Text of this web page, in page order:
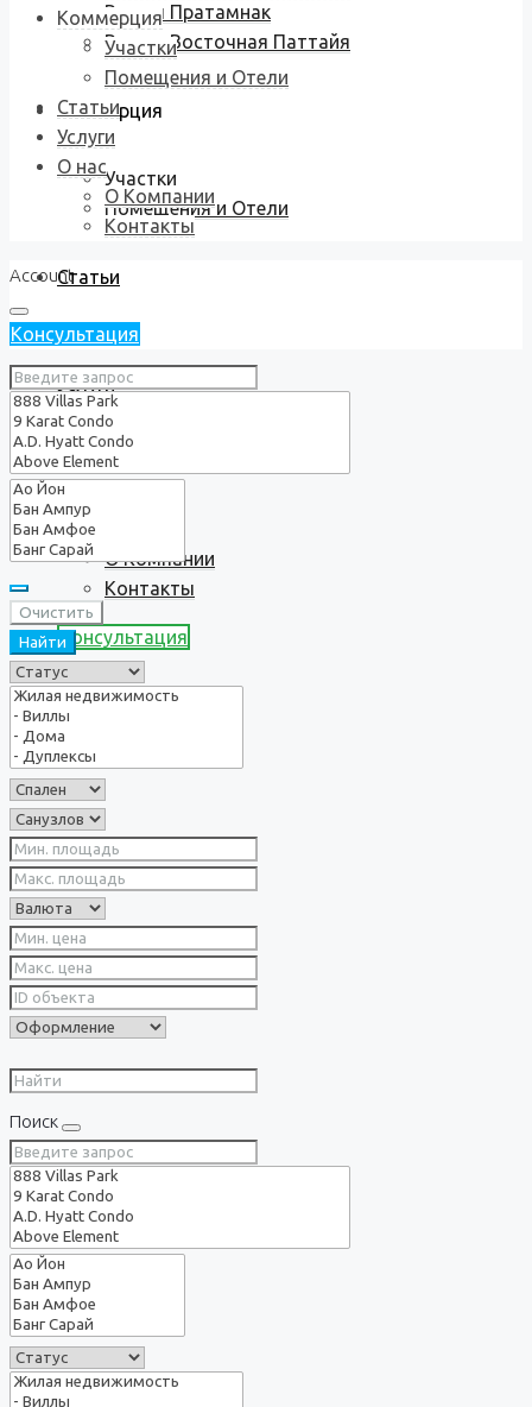
Виллы Пратамнак
Виллы Восточная Паттайя
Коммерция
Участки
Помещения и Отели
Статьи
Услуги
О нас
О Компании
Контакты
Консультация
Коммерция
Участки
Помещения и Отели
Статьи
Услуги
О нас
О Компании
Контакты
Account
Консультация
Очистить
Найти
Поиск